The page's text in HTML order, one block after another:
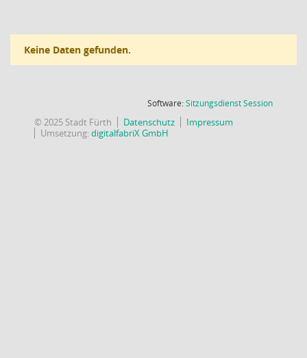
Keine Daten gefunden.
Software:SitzungsdienstSession(Wird in
© 2025 Stadt Fürth Datenschutz
Impressum
Umsetzung:digitalfabriX GmbH